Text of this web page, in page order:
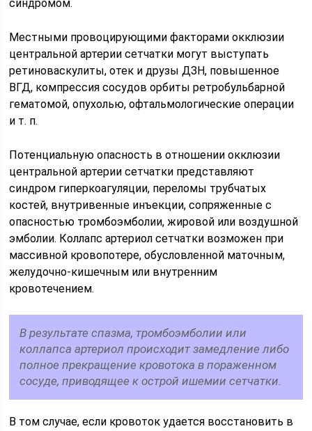
синдромом.
Местными провоцирующими факторами окклюзии
центральной артерии сетчатки могут выступать
ретиноваскулиты, отек и друзы ДЗН, повышенное
ВГД, компрессия сосудов орбиты ретробульбарной
гематомой, опухолью, офтальмологические операции
и т. п.
Потенциальную опасность в отношении окклюзии
центральной артерии сетчатки представляют
синдром гиперкоагуляции, переломы трубчатых
костей, внутривенные инъекции, сопряженные с
опасностью тромбоэмболии, жировой или воздушной
эмболии. Коллапс артериол сетчатки возможен при
массивной кровопотере, обусловленной маточным,
желудочно-кишечным или внутренним
кровотечением.
В результате спазма, тромбоэмболии или
коллапса артериол происходит замедление либо
полное прекращение кровотока в пораженном
сосуде, приводящее к острой ишемии сетчатки.
В том случае, если кровоток удается восстановить в